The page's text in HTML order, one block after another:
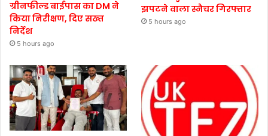
ग्रीनफील्ड बाईपास का DM ने
किया निरीक्षण, दिए सख्त
निर्देश
5 hours ago
झपटने वाला स्नैचर गिरफ्तार
5 hours ago